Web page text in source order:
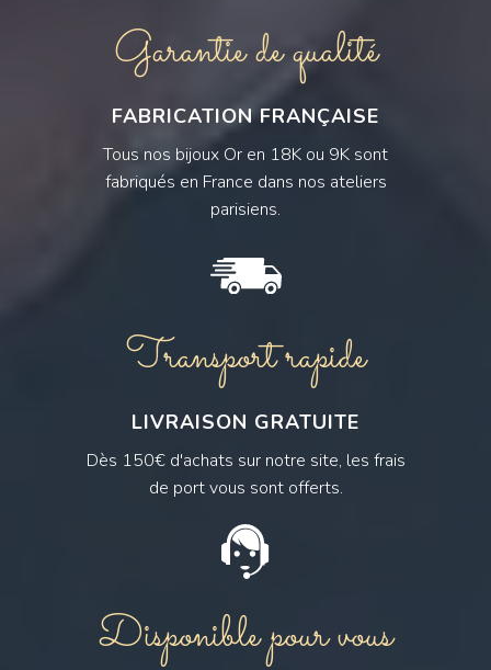
Garantie de qualité
FABRICATION FRANÇAISE
Tous nos bijoux Or en 18K ou 9K sont
fabriqués en France dans nos ateliers
parisiens.
Transport rapide
LIVRAISON GRATUITE
Dès 150€ d'achats sur notre site, les frais
de port vous sont offerts.
Disponible pour vous